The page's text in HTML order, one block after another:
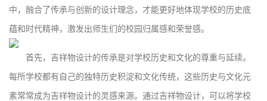
中，融合了传承与创新的设计理念，才能更好地体现学校的历史底
蕴和时代精神，激发出师生们的校园归属感和荣誉感。
首先，吉祥物设计的传承是对学校历史和文化的尊重与延续。
每所学校都有自己的独特历史积淀和文化传统，这些历史与文化元
素常常成为吉祥物设计的灵感来源。通过吉祥物设计，可以将学校